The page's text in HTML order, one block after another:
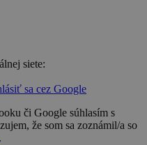
siete:
sa cez Google
či Google súhlasím s
že som sa zoznámil/a so